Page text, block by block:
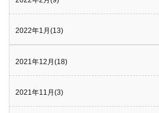
2022年1月(13)
2021年12月(18)
2021年11月(3)